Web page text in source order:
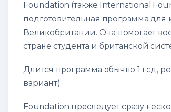
Foundation (также International
подготовительная программа для
Великобритании. Она помогает
стране студента и британской
Длится программа обычно 1 год,
вариант).
Foundation преследует сразу